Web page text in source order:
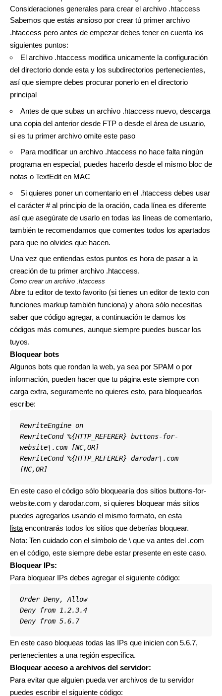
Consideraciones generales para crear el archivo .htaccess
Sabemos que estás ansioso por crear tú primer archivo
.htaccess pero antes de empezar debes tener en cuenta los
siguientes puntos:
El archivo .htaccess modifica unicamente la configuración
del directorio donde esta y los subdirectorios pertenecientes,
así que siempre debes procurar ponerlo en el directorio
principal
Antes de que subas un archivo .htaccess nuevo, descarga
una copia del anterior desde FTP o desde el área de usuario,
si es tu primer archivo omite este paso
Para modificar un archivo .htaccess no hace falta ningún
programa en especial, puedes hacerlo desde el mismo bloc de
notas o TextEdit en MAC
Si quieres poner un comentario en el .htaccess debes usar
el carácter # al principio de la oración, cada línea es diferente
así que asegúrate de usarlo en todas las líneas de comentario,
también te recomendamos que comentes todos los apartados
para que no olvides que hacen.
Una vez que entiendas estos puntos es hora de pasar a la
creación de tu primer archivo .htaccess.
Como crear un archivo .htaccess
Abre tu editor de texto favorito (si tienes un editor de texto con
funciones markup también funciona) y ahora sólo necesitas
saber que código agregar, a continuación te damos los
códigos más comunes, aunque siempre puedes buscar los
tuyos.
Bloquear bots
Algunos bots que rondan la web, ya sea por SPAM o por
información, pueden hacer que tu página este siempre con
carga extra, seguramente no quieres esto, para bloquearlos
escribe:
RewriteEngine on
RewriteCond %{HTTP_REFERER} buttons-for-
website\.com [NC,OR]
RewriteCond %{HTTP_REFERER} darodar\.com
[NC,OR]
En este caso el código sólo bloquearía dos sitios buttons-for-
website.com y darodar.com, si quieres bloquear más sitios
puedes agregarlos usando el mismo formato, en esta
lista encontrarás todos los sitios que deberías bloquear.
Nota: Ten cuidado con el símbolo de \ que va antes del .com
en el código, este siempre debe estar presente en este caso.
Bloquear IPs:
Para bloquear IPs debes agregar el siguiente código:
Order Deny, Allow
Deny from 1.2.3.4
Deny from 5.6.7
En este caso bloqueas todas las IPs que inicien con 5.6.7,
pertenecientes a una región especifica.
Bloquear acceso a archivos del servidor:
Para evitar que alguien pueda ver archivos de tu servidor
puedes escribir el siguiente código: